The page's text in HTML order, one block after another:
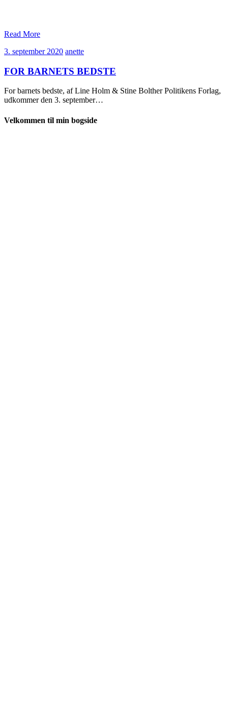
Read More
3. september 20203.
2020
anetteanette
FOR BARNETS BEDSTE
For barnets bedste, af Line Holm & Stine Bolther Politikens Forlag,
udkommer den 3. september…
Velkommen til min bogside